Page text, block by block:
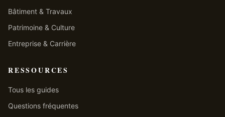
Bâtiment & Travaux
Patrimoine & Culture
Entreprise & Carrière
RESSOURCES
Tous les guides
Questions fréquentes